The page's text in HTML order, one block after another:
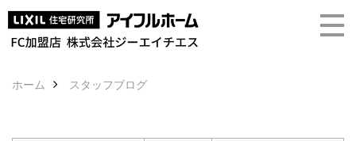
ホーム スタッフブログ